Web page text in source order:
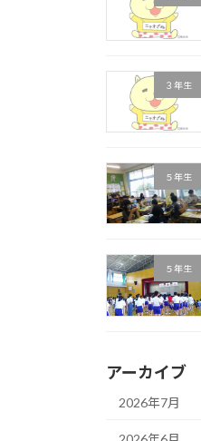
３年生
５年生
５年生
アーカイブ
2026年7月